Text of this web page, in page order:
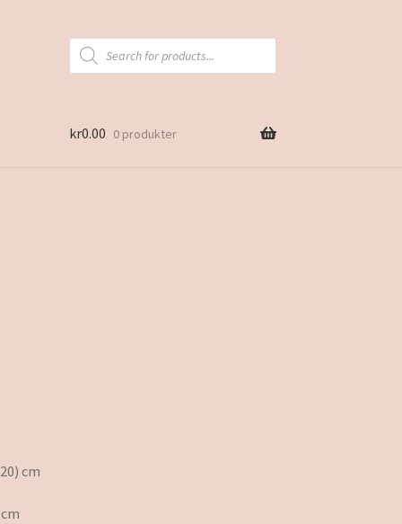
Products
search
kr0.00 0 produkter
cm